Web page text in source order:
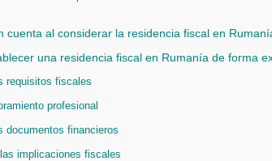
cuenta al considerar la residencia fiscal en
una residencia fiscal en Rumanía de forma
requisitos fiscales
profesional
documentos financieros
implicaciones fiscales